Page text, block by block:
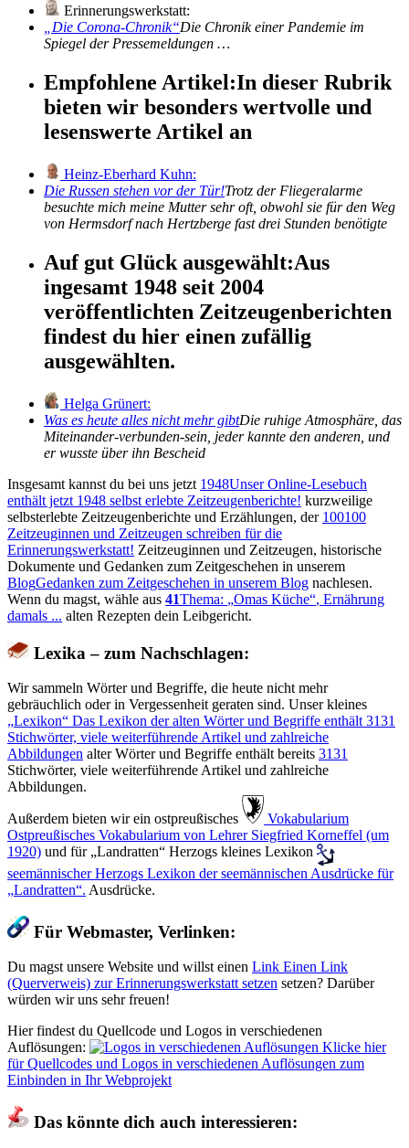
Erinnerungswerkstatt:
Die Corona-Chronik Die Chronik einer Pandemie im
Spiegel der Pressemeldungen …
Empfohlene Artikel:In dieser Rubrik
bieten wir besonders wertvolle und
lesenswerte Artikel an
Heinz-Eberhard Kuhn:
Die Russen stehen vor der Tür!Trotz der Fliegeralarme
besuchte mich meine Mutter sehr oft, obwohl sie für den Weg
von Hermsdorf nach Hertzberge fast drei Stunden benötigte
Auf gut Glück ausgewählt:Aus
ingesamt 1948 seit 2004
veröffentlichten Zeitzeugenberichten
findest du hier einen zufällig
ausgewählten.
Helga Grünert:
Was es heute alles nicht mehr gibtDie ruhige Atmosphäre, das
Miteinander-verbunden-sein, jeder kannte den anderen, und
er wusste über ihn Bescheid
Insgesamt kannst du bei uns jetzt 1948Unser Online-Lesebuch
enthält jetzt 1948 selbst erlebte Zeitzeugenberichte! kurzweilige
selbsterlebte Zeitzeugenberichte und Erzählungen, der 100100
Zeitzeuginnen und Zeitzeugen schreiben für die
Erinnerungswerkstatt! Zeitzeuginnen und Zeitzeugen, historische
Dokumente und Gedanken zum Zeitgeschehen in unserem
BlogGedanken zum Zeitgeschehen in unserem Blog nachlesen.
Wenn du magst, wähle aus 41Thema: Omas Küche , Ernährung
damals ... alten Rezepten dein Leibgericht.
Lexika – zum Nachschlagen:
Wir sammeln Wörter und Begriffe, die heute nicht mehr
gebräuchlich oder in Vergessenheit geraten sind. Unser kleines
Lexikon
Das Lexikon der alten Wörter und Begriffe enthält 3131
Stichwörter, viele weiterführende Artikel und zahlreiche
Abbildungen alter Wörter und Begriffe enthält bereits 3131
Stichwörter, viele weiterführende Artikel und zahlreiche
Abbildungen.
Außerdem bieten wir ein ostpreußisches
️ Vokabularium
Ostpreußisches Vokabularium von Lehrer Siegfried Korneffel (um
1920) und für Landratten Herzogs kleines Lexikon
seemännischerHerzogs Lexikon der seemännischen Ausdrücke für
Landratten . Ausdrücke.
Für Webmaster, Verlinken:
Du magst unsere Website und willst einen Link Einen Link
(Querverweis) zur Erinnerungswerkstatt setzen setzen? Darüber
würden wir uns sehr freuen!
Hier findest du Quellcode und Logos in verschiedenen
Auflösungen:
Klicke hier
für Quellcodes und Logos in verschiedenen Auflösungen zum
Einbinden in Ihr Webprojekt
Das könnte dich auch interessieren: